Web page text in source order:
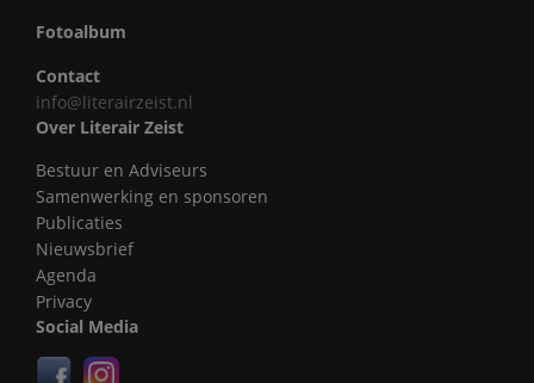
Fotoalbum
Contact
info@literairzeist.nl
Over Literair Zeist
Bestuur en Adviseurs
Samenwerking en sponsoren
Publicaties
Nieuwsbrief
Agenda
Privacy
Social Media